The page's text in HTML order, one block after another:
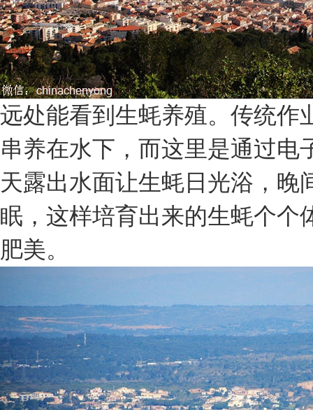
远处能看到生蚝养殖。传统作
串养在水下，而这里是通过电
天露出水面让生蚝日光浴，晚
眠，这样培育出来的生蚝个个
肥美。